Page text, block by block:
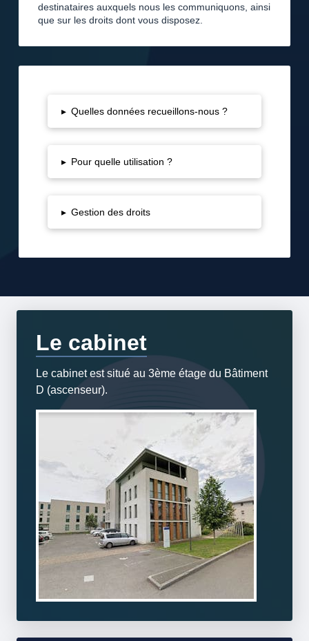
destinataires auxquels nous les communiquons, ainsi
que sur les droits dont vous disposez.
▸ Quelles données recueillons-nous ?
▸ Pour quelle utilisation ?
▸ Gestion des droits
Le cabinet
Le cabinet est situé au 3ème étage du Bâtiment
D (ascenseur).